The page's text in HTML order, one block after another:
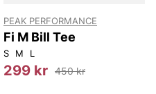
PEAK PERFORMANCE
Fi M Bill Tee
S M L
299 kr 450 kr